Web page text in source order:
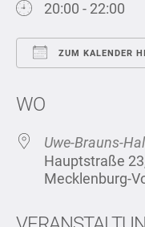
20:00 - 22:00
ZUM KALENDER
WO
Uwe-Brauns-
Hauptstraße
Mecklenburg-